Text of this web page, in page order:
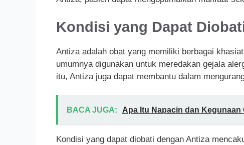
Kondisi yang Dapat
Antiza adalah obat yang memiliki berbagai
umumnya digunakan untuk meredakan gejala
itu, Antiza juga dapat membantu dalam
BACA JUGA: Apa Itu Napacin dan
Kondisi yang dapat diobati dengan Antiza